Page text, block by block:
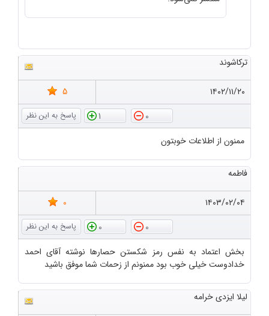
ترکاشوند
۱۴۰۲/۱۱/۲۰
5
0
1
ممنون از اطلاعات خوبتون
فاطمه
۱۴۰۳/۰۲/۰۴
0
0
0
بخش اعتماد به نفس رمز شکستن حصارها نوشته آقای احمد
خدادوست خیلی خوب بود ممنونم از زحمات شما موفق باشید
لیلا ایزدی خرامه